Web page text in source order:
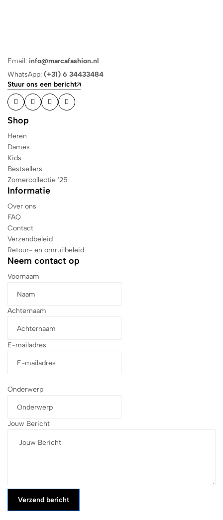
Email: info@marcafashion.nl
WhatsApp: (+31) 6 34433484
Stuur ons een bericht
Shop
Heren
Dames
Kids
Bestsellers
Zomercollectie '25
Informatie
Over ons
FAQ
Contact
Verzendbeleid
Retour- en omruilbeleid
Neem contact op
Voornaam
Achternaam
E-mailadres
Onderwerp
Jouw Bericht
Verzend bericht